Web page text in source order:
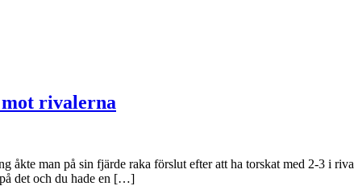
rivalerna
åkte man på sin fjärde raka förslut efter att ha torskat med 2-3 i
det och du hade en […]